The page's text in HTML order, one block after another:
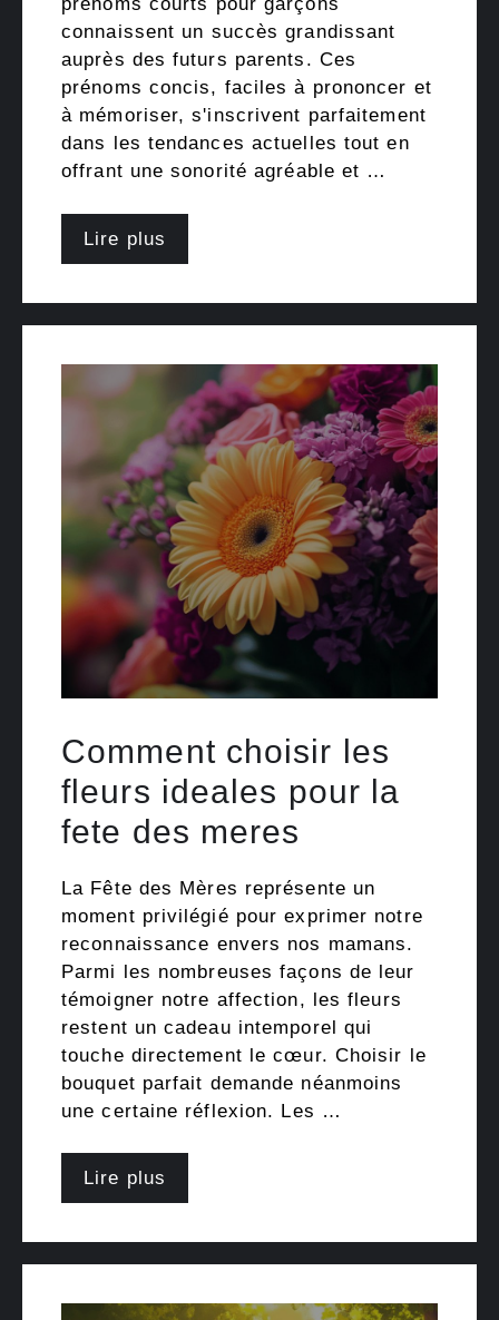
connaissent un succès grandissant
auprès des futurs parents. Ces
prénoms concis, faciles à prononcer et
à mémoriser, s'inscrivent parfaitement
dans les tendances actuelles tout en
offrant une sonorité agréable et …
Lire plus
Comment choisir les
fleurs ideales pour la
fete des meres
La Fête des Mères représente un
moment privilégié pour exprimer notre
reconnaissance envers nos mamans.
Parmi les nombreuses façons de leur
témoigner notre affection, les fleurs
restent un cadeau intemporel qui
touche directement le cœur. Choisir le
bouquet parfait demande néanmoins
une certaine réflexion. Les …
Lire plus